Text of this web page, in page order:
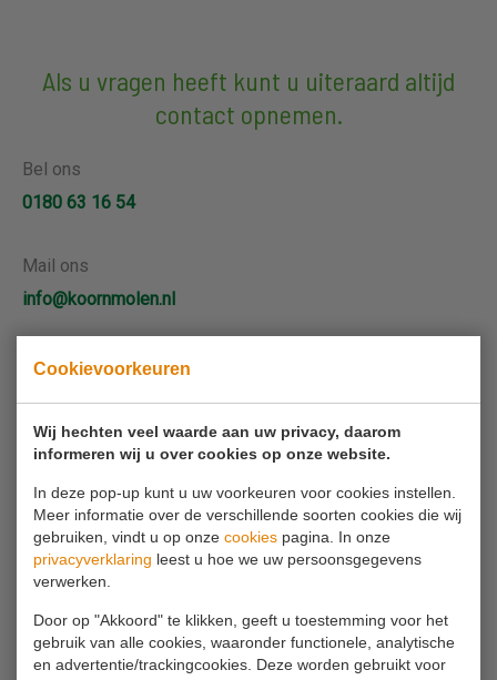
Cookievoorkeuren
Wij hechten veel waarde aan uw privacy, daarom
informeren wij u over cookies op onze website.
In deze pop-up kunt u uw voorkeuren voor cookies instellen.
Meer informatie over de verschillende soorten cookies die wij
gebruiken, vindt u op onze cookies pagina. In onze
privacyverklaring leest u hoe we uw persoonsgegevens
verwerken.
Door op "Akkoord" te klikken, geeft u toestemming voor het
gebruik van alle cookies, waaronder functionele, analytische
en advertentie/trackingcookies. Deze worden gebruikt voor
Als u vragen heeft kunt u uiteraard altijd
contact opnemen.
Bel ons
0180 63 16 54
Mail ons
info@koornmolen.nl
Uw e-mailadres*
Uw telefoonnummer
Uw bericht*